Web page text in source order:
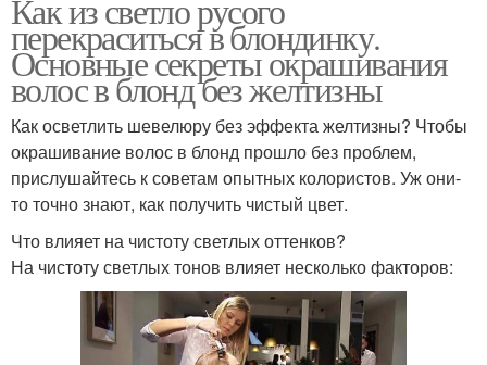
Как из светло русого
перекраситься в блондинку.
Основные секреты окрашивания
волос в блонд без желтизны
Как осветлить шевелюру без эффекта желтизны? Чтобы
окрашивание волос в блонд прошло без проблем,
прислушайтесь к советам опытных колористов. Уж они-
то точно знают, как получить чистый цвет.
Что влияет на чистоту светлых оттенков?
На чистоту светлых тонов влияет несколько факторов: